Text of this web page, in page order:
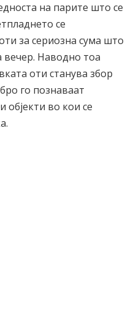
на парите што се
се
за сериозна сума што
вечер. Наводно тоа
оти станува збор
го познаваат
во кои се